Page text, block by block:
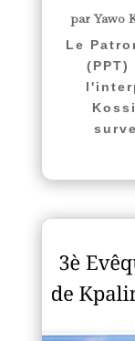
parYawo
Le